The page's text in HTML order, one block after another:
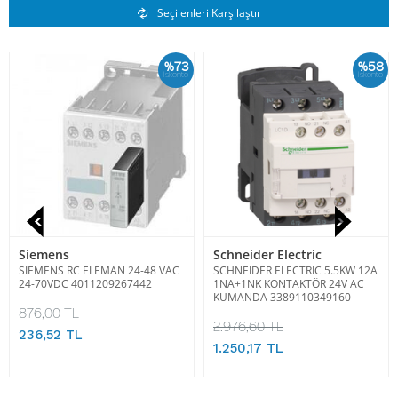
Benzer Ürünler
Seçilenleri Karşılaştır
%73
İskonto
Siemens
SIEMENS RC ELEMAN 24-48 VAC
24-70VDC 4011209267442
876,00 TL
236,52 TL
%58
İskonto
Schneider Electric
SCHNEIDER ELECTRIC 5.5KW 12A
1NA+1NK KONTAKTÖR 24V AC
KUMANDA 3389110349160
2.976,60 TL
1.250,17 TL